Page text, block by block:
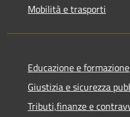
Mobilità e trasporti
Educazione e formazione
Giustizia e sicurezza
Tributi,finanze e